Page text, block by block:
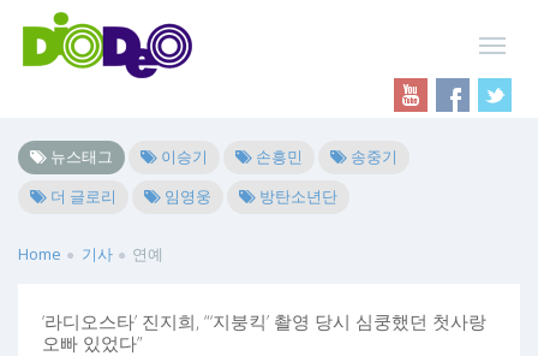
뉴스태그 이승기 손흥민
송중기
더 글로리
임영웅 방탄소년단
Home 기사 연예
‘라디오스타’ 진지희, “‘지붕킥’ 촬영 당시 심쿵했던 첫사랑
오빠 있었다”